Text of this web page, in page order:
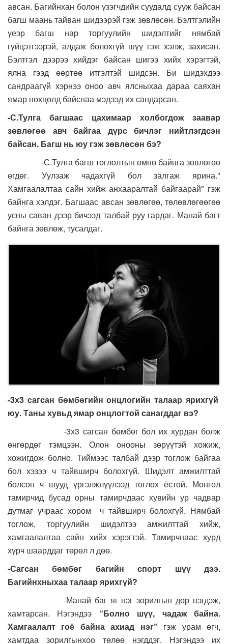
авсан. Багийнхан болон үзэгчдийн суудалд сууж байсан
багш маань тайван шидээрэй гэж зөвлөсөн. Бэлтгэлийн
үеэр багш нар торгуулийн шидэлтийг нямбай
гүйцэтгээрэй, алдаж болохгүй шүү гэж хэлж, захисан.
Бэлтгэл дээрээ хийдэг байсан шигээ хийх хэрэгтэй,
ялна гээд өөртөө итгэлтэй шидсэн. Би шидэхдээ
сандраагүй хэрнээ оноо авч ялсныхаа дараа саяхан
ямар нөхцөлд байснаа мэдээд их сандарсан.
-С.Тулга багшаас цахимаар холбогдож заавар
зөвлөгөө авч байгаа дүрс бичлэг нийтлэгдсэн
байсан. Багш нь юу гэж зөвлөсөн бэ?
-С.Тулга багш тоглолтын өмнө байнга зөвлөгөө
өгдөг. Уулзаж чадахгүй бол залгаж ярина."
Хамгаалалтаа сайн хийж анхааралтай байгаарай" гэж
байнга хэлдэг. Багшаас авсан зөвлөгөө, төлөвлөгөөгөө
усны саван дээр бичээд талбай руу гардаг. Манай багт
байнга зөвлөж, тусалдаг.
-3х3 сагсан бөмбөгийн онцлогийн талаар ярихгүй
юу. Таны хувьд ямар онцлогтой санагддаг вэ?
-3х3 сагсан бөмбөг бол их хурдан болж
өнгөрдөг тэмцээн. Олон онооны зөрүүтэй хожиж,
хожигдож болно. Тиймээс талбай дээр тоглож байгаа
бол хэзээ ч тайвширч болохгүй. Шидэлт амжилттай
болсон ч шууд үргэлжлүүлээд тоглох ёстой. Монгол
тамирчид бусад орны тамирчдаас хувийн ур чадвар
дутмаг учраас хором ч тайвширч болохгүй. Нямбай
тоглож, торгуулийн шидэлтээ амжилттай хийж,
хамгаалалтаа сайн хийх хэрэгтэй. Тамирчнаас хурд
хүрч шаарддаг төрөл л дөө.
-Сагсан бөмбөг багийн спорт шүү дээ.
Багийнхныхаа талаар ярихгүй?
-Манай баг яг нэг зорилгын дор нэгдэж,
хамтарсан. Нэгэндээ “Болно шүү, чадаж байна.
Хамгаалалт гоё байна ахиад нэг” гэж урам өгч,
хамтдаа зорилгынхоо төлөө нэгддэг. Нэгэндээ их